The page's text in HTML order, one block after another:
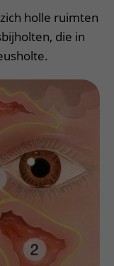
holle ruimten
die in